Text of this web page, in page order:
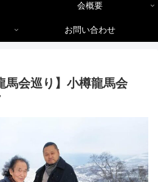
会概要
お問い合わせ
馬会巡り】小樽龍馬会